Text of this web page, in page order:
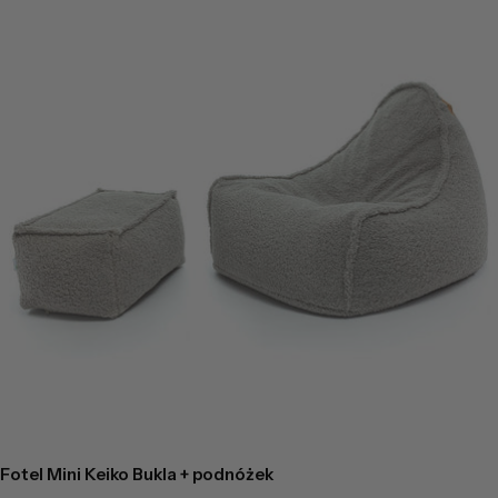
Fotel Mini Keiko Bukla + podnóżek